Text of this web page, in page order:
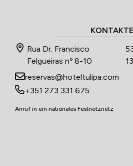
KONTAKTE
Rua Dr. Francisco
Felgueiras nº 8-10
reservas@hoteltulipa.com
+351 273 331 675
Anruf in ein nationales Festnetznetz